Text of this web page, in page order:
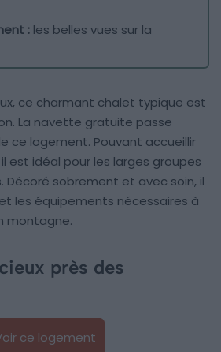
: les belles vues sur la
ce charmant chalet typique est
La navette gratuite passe
ce logement. Pouvant accueillir
il est idéal pour les larges groupes
Décoré sobrement et avec soin, il
les équipements nécessaires à
montagne.
près des
ce logement